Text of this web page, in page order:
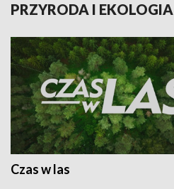
PRZYRODA I EKOLOGIA
Czas w las